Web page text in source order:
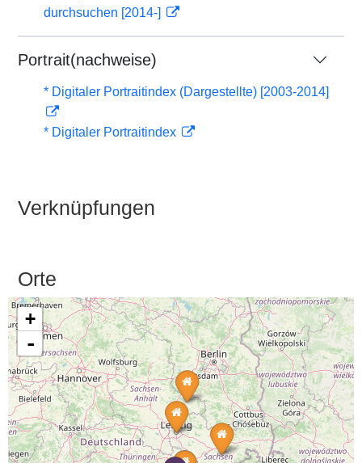
durchsuchen [2014-]
Portrait(nachweise)
* Digitaler Portraitindex (Dargestellte) [2003-2014]
* Digitaler Portraitindex
Verknüpfungen
Orte
+
-